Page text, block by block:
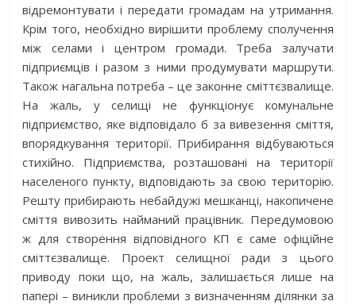
відремонтувати і передати громадам на утримання.
Крім того, необхідно вирішити проблему сполучення
між селами і центром громади. Треба залучати
підприємців і разом з ними продумувати маршрути.
Також нагальна потреба – це законне сміттєзвалище.
На жаль, у селищі не функціонує комунальне
підприємство, яке відповідало б за вивезення сміття,
впорядкування території. Прибирання відбуваються
стихійно. Підприємства, розташовані на території
населеного пункту, відповідають за свою територію.
Решту прибирають небайдужі мешканці, накопичене
сміття вивозить найманий працівник. Передумовою
ж для створення відповідного КП є саме офіційне
сміттєзвалище. Проект селищної ради з цього
приводу поки що, на жаль, залишається лише на
папері – виникли проблеми з визначенням ділянки за